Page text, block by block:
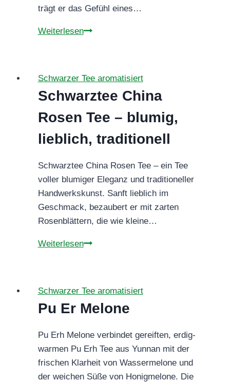
trägt er das Gefühl eines…
WeiterlesenPu
exotisch,
sanft
sonnenwarm
Schwarzer Tee aromatisiert
Schwarztee China
Rosen Tee – blumig,
lieblich, traditionell
Schwarztee China Rosen Tee – ein Tee
voller blumiger Eleganz und traditioneller
Handwerkskunst. Sanft lieblich im
Geschmack, bezaubert er mit zarten
Rosenblättern, die wie kleine…
WeiterlesenSchwarztee
blumig,
traditionell
Schwarzer Tee aromatisiert
Pu Er Melone
Pu Erh Melone verbindet gereiften, erdig-
warmen Pu Erh Tee aus Yunnan mit der
frischen Klarheit von Wassermelone und
der weichen Süße von Honigmelone. Die